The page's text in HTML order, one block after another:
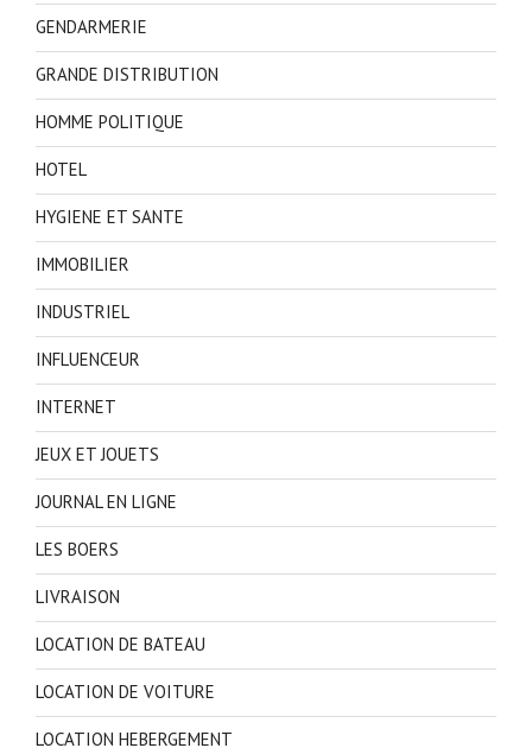
GENDARMERIE
GRANDE DISTRIBUTION
HOMME POLITIQUE
HOTEL
HYGIENE ET SANTE
IMMOBILIER
INDUSTRIEL
INFLUENCEUR
INTERNET
JEUX ET JOUETS
JOURNAL EN LIGNE
LES BOERS
LIVRAISON
LOCATION DE BATEAU
LOCATION DE VOITURE
LOCATION HEBERGEMENT